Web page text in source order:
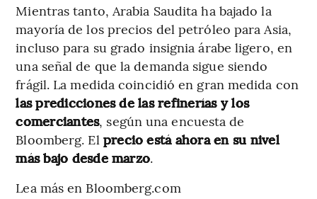
Mientras tanto, Arabia Saudita ha bajado la
mayoría de los precios del petróleo para Asia,
incluso para su grado insignia árabe ligero, en
una señal de que la demanda sigue siendo
frágil. La medida coincidió en gran medida con
las predicciones de las refinerías y los
comerciantes, según una encuesta de
Bloomberg. El precio está ahora en su nivel
más bajo desde marzo.
Lea más en Bloomberg.com